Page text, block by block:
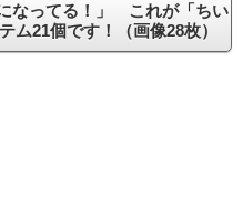
なってる！」 これが「ちい
ム21個です！（画像28枚）